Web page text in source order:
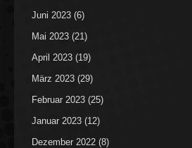
Juni 2023 (6)
Mai 2023 (21)
April 2023 (19)
März 2023 (29)
Februar 2023 (25)
Januar 2023 (12)
Dezember 2022 (8)